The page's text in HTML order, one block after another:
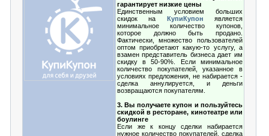
гарантирует низкие цены
Единственным условием больших
скидок на
КупиКупон является
минимальное количество купонов,
которое должно быть продано.
Фактически, множество пользователей
оптом приобретают какую-то услугу, а
взамен представитель бизнеса дает им
скидку в 50-90%. Если минимальное
количество покупателей, указанное в
условиях предложения, не набирается -
сделка аннулируется, и деньги
возвращаются покупателям.
3. Вы получаете купон и пользуйтесь
скидкой в ресторане, кинотеатре или
боулинге
Если же к концу сделки набирается
нужное количество покупателей, сделка